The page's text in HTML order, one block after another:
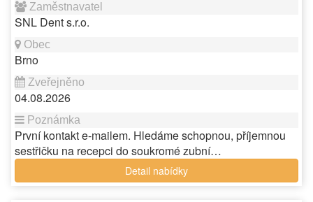
SNL Dent s.r.o.
Brno
04.08.2026
První kontakt e-mailem. Hledáme schopnou, příjemnou
sestřičku na recepci do soukromé zubní…
Detail nabídky